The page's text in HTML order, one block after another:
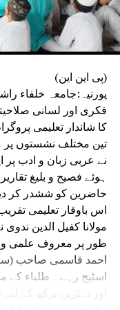
(پی این این)
پورنیہ:جامعہ خلفاء
فکری اور لسانی
کا شاندار تعلیمی
تین مختلف نشستوں
نے عربی زبان و ادب
ہوئے فصیح و بلیغ
حاضرین کو ششدر کر
اس باوقار تعلیمی
مولانا کفیل الدین
طور پر معروف علمی
احمد قاسمی صاحب
اسٹیج رہے۔ طلباء کے